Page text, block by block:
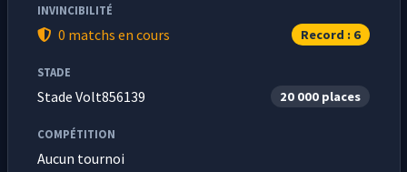
INVINCIBILITÉ
0 matchs en cours Record : 6
STADE
Stade Volt856139 20 000 places
COMPÉTITION
Aucun tournoi